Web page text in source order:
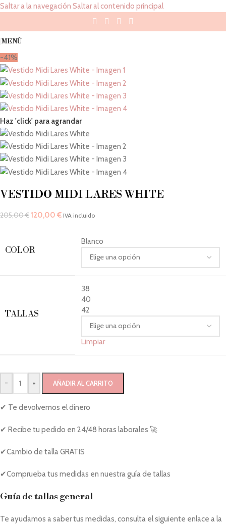
Saltar a la navegación Saltar al contenido principal
MENÚ
-41%
Haz 'click' para agrandar
VESTIDO MIDI LARES WHITE
205,00€120,00 € IVA incluido
COLOR
Blanco
TALLAS
38
40
42
Limpiar
- + AÑADIR AL CARRITO
✔ Te devolvemos el dinero
✔ Recibe tu pedido en 24/48 horas laborales 🚀
✔Cambio de talla GRATIS
✔Comprueba tus medidas en nuestra guía de tallas
Guía de tallas general
Te ayudamos a saber tus medidas, consulta el siguiente enlace a la